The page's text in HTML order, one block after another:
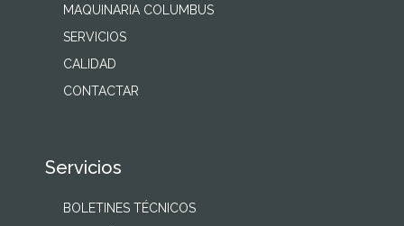
MAQUINARIA COLUMBUS
SERVICIOS
CALIDAD
CONTACTAR
Servicios
BOLETINES TÉCNICOS